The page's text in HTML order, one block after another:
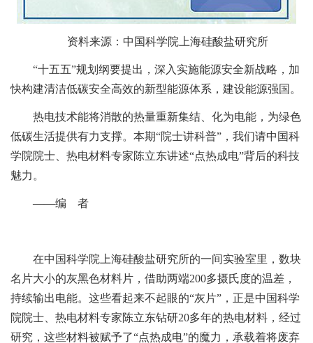
资料来源：中国科学院上海硅酸盐研究所
“十五五”规划纲要提出，深入实施能源安全新战略，加
快构建清洁低碳安全高效的新型能源体系，建设能源强国。
热电技术能将消散的热量重新集结、化为电能，为绿色
低碳生活提供有力支撑。本期“院士讲科普”，我们请中国科
学院院士、热电材料专家陈立东讲述“点热成电”背后的科技
魅力。
——编 者
在中国科学院上海硅酸盐研究所的一间实验室里，数块
名片大小的灰黑色材料片，借助两端200多摄氏度的温差，
持续输出电能。这些看起来不起眼的“灰片”，正是中国科学
院院士、热电材料专家陈立东钻研20多年的热电材料，经过
研究，这些材料被赋予了“点热成电”的魔力，承载着将废弃